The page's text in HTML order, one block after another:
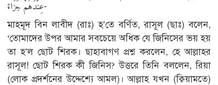
عِنْدَهُمْ جَزَاءً-
মাহমূদ বিন লাবীদ (রাঃ) হ’তে বর্ণিত, রাসূল (ছাঃ) বলেন,
‘তোমাদের উপর আমার সবচেয়ে অধিক যে জিনিসের ভয় হয়
তা হ’ল ছোট শিরক। ছাহাবাগণ প্রশ্ন করলেন, হে আল্লাহর
রাসূল! ছোট শিরক কী জিনিস? উত্তরে তিনি বললেন, রিয়া
(লোক প্রদর্শনের উদ্দেশ্যে আমল)। আল্লাহ যখন (ক্বিয়ামতে)